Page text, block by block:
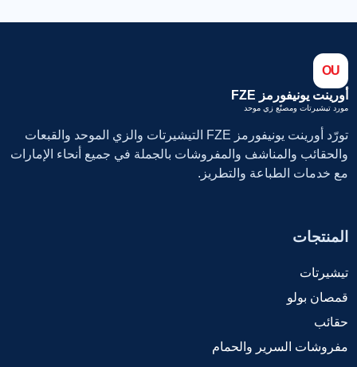
OU
أورينت يونيفورمز FZE
مورد تيشيرتات ومصنّع زي موحد
تورّد أورينت يونيفورمز FZE التيشيرتات والزي الموحد والقبعات
والحقائب والمناشف والمفروشات بالجملة في جميع أنحاء الإمارات
مع خدمات الطباعة والتطريز.
المنتجات
تيشيرتات
قمصان بولو
حقائب
مفروشات السرير والحمام